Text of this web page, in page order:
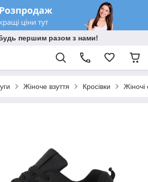
першим разом з нами!
Жіноче взуття Кросівки Жіночі